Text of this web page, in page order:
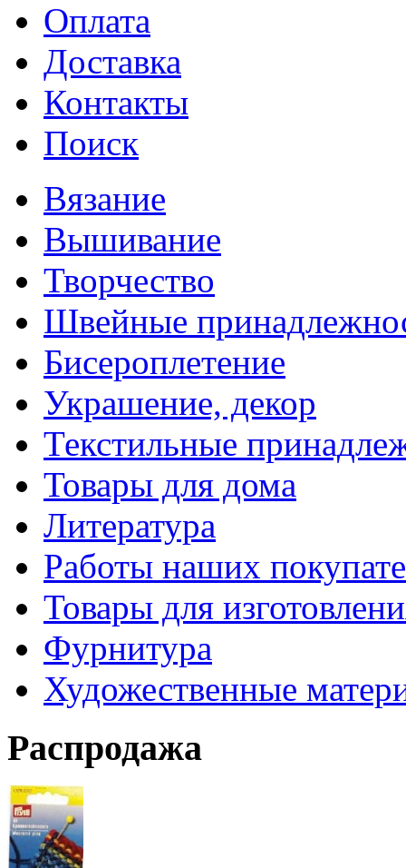
Оплата
Доставка
Контакты
Поиск
Вязание
Вышивание
Творчество
Швейные
Бисероплетение
Украшение, декор
Текстильные
Товары для дома
Литература
Работы наших
Товары для
Фурнитура
Художественные
Распродажа